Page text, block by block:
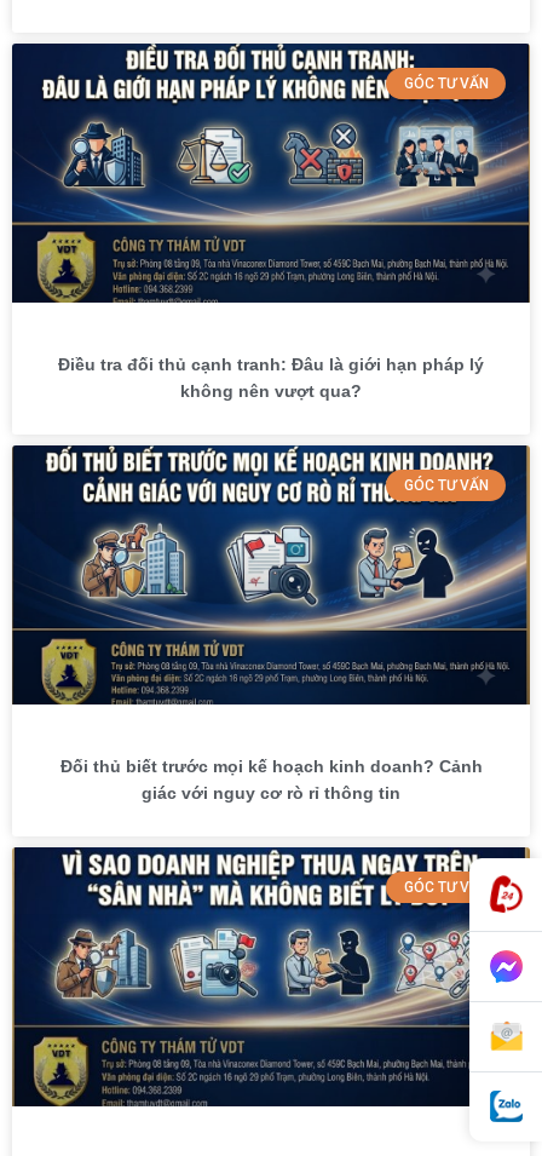
GÓC TƯ VẤN
Điều tra đối thủ cạnh tranh: Đâu là giới hạn pháp lý
không nên vượt qua?
GÓC TƯ VẤN
Đối thủ biết trước mọi kế hoạch kinh doanh? Cảnh
giác với nguy cơ rò rỉ thông tin
GÓC TƯ VẤN